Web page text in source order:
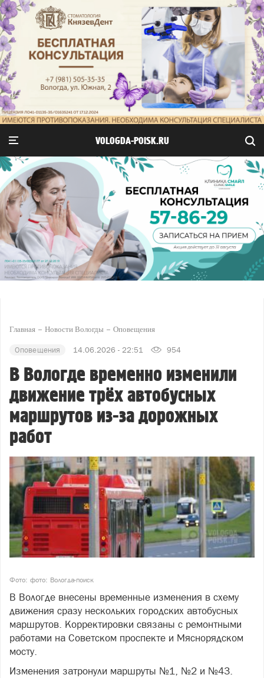
VOLOGDA-POISK.RU
Главная Новости Вологды Оповещения
Оповещения 14.06.2026 - 22:51 954
В Вологде временно изменили
движение трёх автобусных
маршрутов из-за дорожных
работ
Фото: фото: Вологда-поиск
В Вологде внесены временные изменения в схему
движения сразу нескольких городских автобусных
маршрутов. Корректировки связаны с ремонтными
работами на Советском проспекте и Мяснорядском
мосту.
Изменения затронули маршруты №1, №2 и №43.